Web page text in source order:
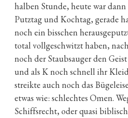
halben Stunde, heute war
Putztag und Kochtag, gerade
noch ein bisschen
total vollgeschwitzt haben,
noch der Staubsauger den
und als K noch schnell ihr
streikte auch noch das
etwas wie: schlechtes Omen.
Schiffsrecht, oder quasi